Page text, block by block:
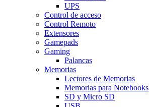
UPS
Control de acceso
Control Remoto
Extensores
Gamepads
Gaming
Palancas
Memorias
Lectores de Memorias
Memorias para Notebooks
SD y Micro SD